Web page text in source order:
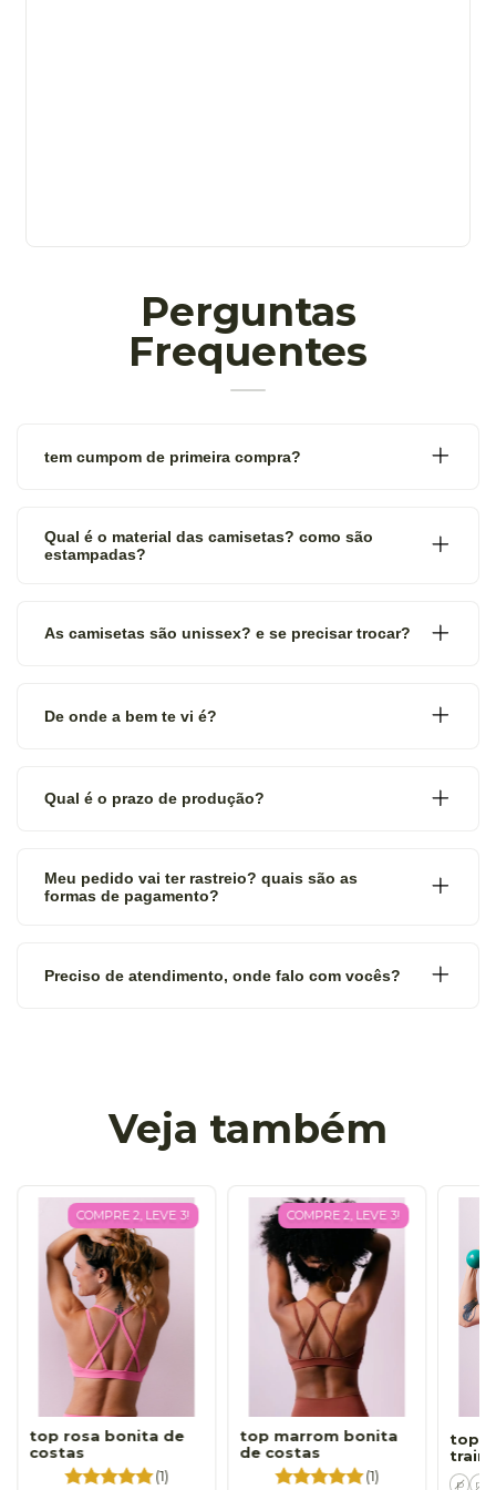
Perguntas
Frequentes
tem cumpom de primeira compra?
Qual é o material das camisetas? como são
estampadas?
As camisetas são unissex? e se precisar trocar?
De onde a bem te vi é?
Qual é o prazo de produção?
Meu pedido vai ter rastreio? quais são as
formas de pagamento?
Preciso de atendimento, onde falo com vocês?
Veja também
COMPRE 2, LEVE 3!
top rosa bonita de
costas
(1)
COMPRE 2, LEVE 3!
top marrom bonita
de costas
(1)
top
p m